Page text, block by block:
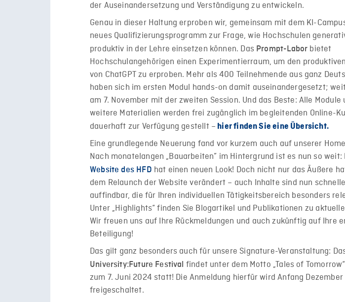
der Auseinandersetzung und Verständigung zu entwickeln.
Genau in dieser Haltung erproben wir, gemeinsam mit dem KI-
neues Qualifizierungsprogramm zur Frage, wie Hochschulen
produktiv in der Lehre einsetzen können. Das Prompt-Labor bietet
Hochschulangehörigen einen Experimentierraum, um den
von ChatGPT zu erproben. Mehr als 400 Teilnehmende aus ganz
haben sich im ersten Modul hands-on damit auseinandergesetzt;
am 7. November mit der zweiten Session. Und das Beste: Alle Module
weitere Materialien werden frei zugänglich im begleitenden Online-
dauerhaft zur Verfügung gestellt – hier finden Sie eine Übersicht.
Eine grundlegende Neuerung fand vor kurzem auch auf unserer
Nach monatelangen „Bauarbeiten” im Hintergrund ist es nun so weit:
Website des HFD hat einen neuen Look! Doch nicht nur das Äußere
dem Relaunch der Website verändert – auch Inhalte sind nun
auffindbar, die für Ihren individuellen Tätigkeitsbereich besonders
Unter „Highlights“ finden Sie Blogartikel und Publikationen zu
Wir freuen uns auf Ihre Rückmeldungen und auch zukünftig auf Ihre
Beteiligung!
Das gilt ganz besonders auch für unsere Signature-Veranstaltung:
University:Future Festival findet unter dem Motto „Tales of
zum 7. Juni 2024 statt! Die Anmeldung hierfür wird Anfang Dezember
freigeschaltet.